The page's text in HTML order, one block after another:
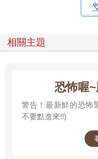
相關主題
恐怖喔
警告！最新鮮的恐怖
不要點進來!!)